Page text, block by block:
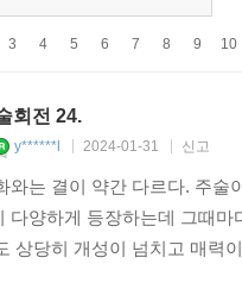
3 4 5 6 7 8 9 10
회전 24.
y******l 2024-01-31 신고
와는 결이 약간 다르다. 주
다양하게 등장하는데 그때
상당히 개성이 넘치고 매력